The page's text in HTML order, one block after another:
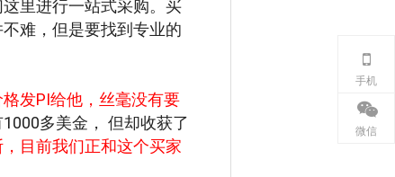
里进行一站式采购。买
难，但是要找到专业的
发PI给他，丝毫没有要
多美金， 但却收获了
目前我们正和这个买家
手机
微信